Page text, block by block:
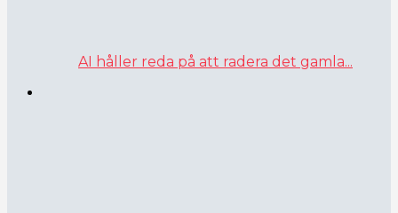
AI håller reda på att radera det gamla...